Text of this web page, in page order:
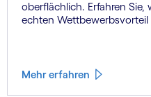
oberflächlich. Erfahren
echten Wettbewerbsvorteil
Mehr erfahren